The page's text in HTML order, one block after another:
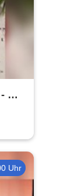
mit
Uhr